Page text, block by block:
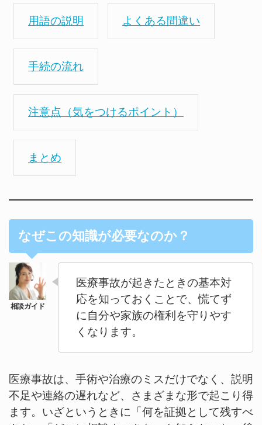
用語の説明 よくある間違い
手続の流れ
注意点（気をつけるポイント）
まとめ
なぜこの知識が必要なのか？
医療事故が起きたときの基本対
応を知っておくことで、慌てず
に自分や家族の権利を守りやす
くなります。
医療事故は、手術や治療のミスだけでなく、説明
不足や連絡の遅れなど、さまざまな形で起こり得
ます。いざというときに「何を証拠として残すべ